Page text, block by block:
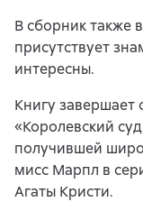
В сборник также
присутствует
интересны.
Книгу завершает
«Королевский
получившей
мисс Марпл в
Агаты Кристи.